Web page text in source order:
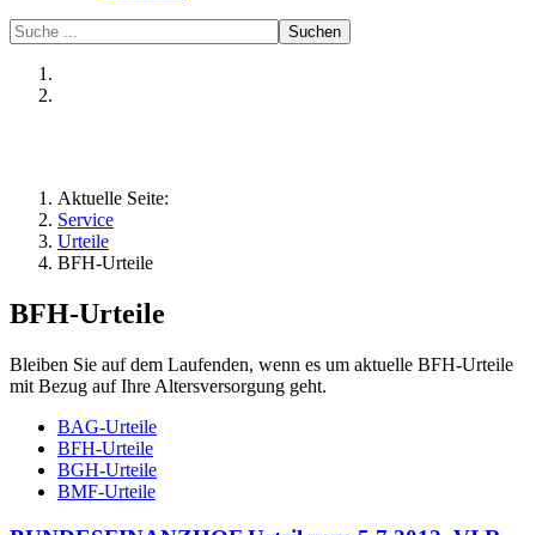
Suchen
Aktuelle Seite:
Service
Urteile
BFH-Urteile
BFH-Urteile
Bleiben Sie auf dem Laufenden, wenn es um aktuelle BFH-Urteile
mit Bezug auf Ihre Altersversorgung geht.
BAG-Urteile
BFH-Urteile
BGH-Urteile
BMF-Urteile